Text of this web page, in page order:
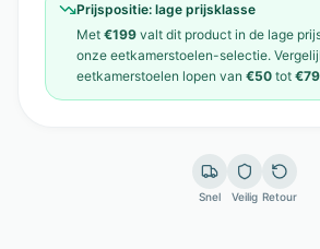
Prijspositie: lage prijsklasse
Met €199 valt dit product in de lage
onze eetkamerstoelen-selectie.
eetkamerstoelen lopen van €50 tot
Snel Veilig Retour